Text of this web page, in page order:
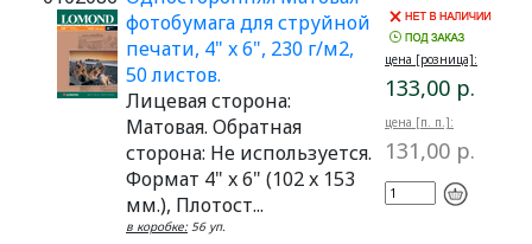
фотобумага для струйной
печати, 4" x 6", 230 г/м2,
50 листов.
Лицевая сторона:
Матовая. Обратная
сторона: Не используется.
Формат 4" x 6" (102 x 153
мм.), Плотост...
в коробке: 56 уп.
цена [розница]:
133,00 р.
цена [п. п.]:
131,00 р.